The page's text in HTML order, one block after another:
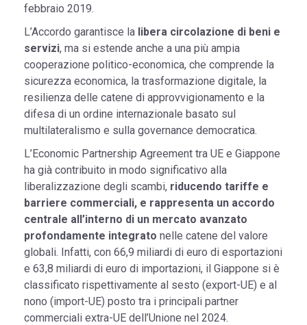
febbraio 2019.
L’Accordo garantisce la libera circolazione di beni e
servizi, ma si estende anche a una più ampia
cooperazione politico-economica, che comprende la
sicurezza economica, la trasformazione digitale, la
resilienza delle catene di approvvigionamento e la
difesa di un ordine internazionale basato sul
multilateralismo e sulla governance democratica.
L’Economic Partnership Agreement tra UE e Giappone
ha già contribuito in modo significativo alla
liberalizzazione degli scambi, riducendo tariffe e
barriere commerciali, e rappresenta un accordo
centrale all’interno di un mercato avanzato
profondamente integrato nelle catene del valore
globali. Infatti, con 66,9 miliardi di euro di esportazioni
e 63,8 miliardi di euro di importazioni, il Giappone si è
classificato rispettivamente al sesto (export-UE) e al
nono (import-UE) posto tra i principali partner
commerciali extra-UE dell’Unione nel 2024.